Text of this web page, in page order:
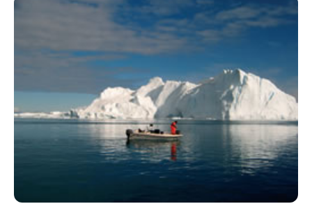
Reisitarvete e-pood
Reisija meelespea
Püsisoodustused
Boonuspunktid
Meist
Ettevõttest, kontaktid, reisikonsultandi teenus, tule
Kontaktid
Reisikonsultandi teenus